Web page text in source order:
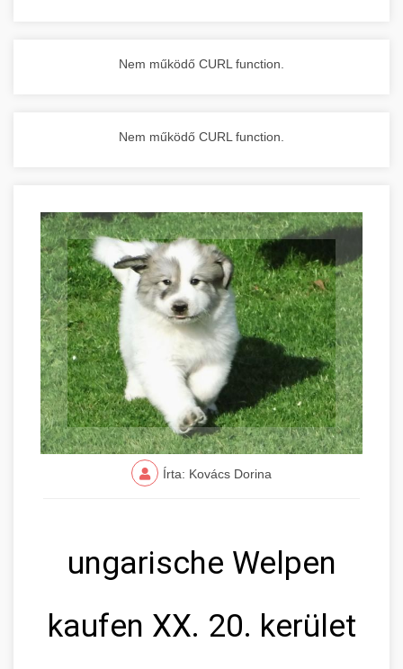
Nem működő CURL function.
Nem működő CURL function.
Írta: Kovács Dorina
ungarische Welpen
kaufen XX. 20. kerület